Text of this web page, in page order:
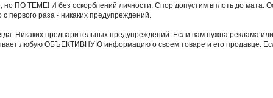
ПО ТЕМЕ! И без оскорблений личности. Спор допустим вплоть до мата.
первого раза - никаких предупреждений.
Никаких предварительных предупреждений. Если вам нужна реклама
любую ОБЪЕКТИВНУЮ информацию о своем товаре и его продавце.